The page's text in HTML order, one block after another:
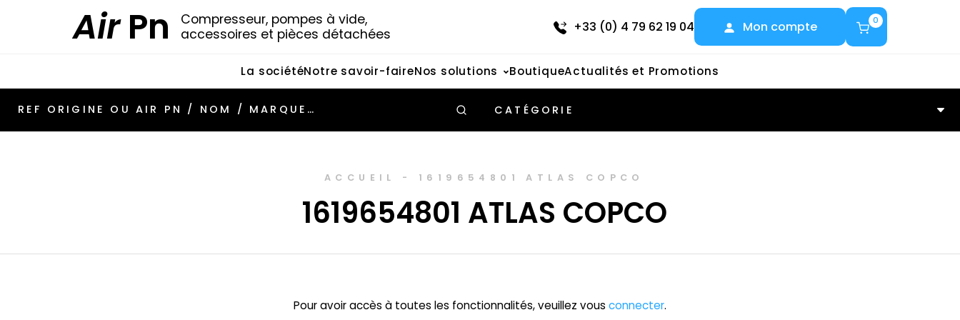
AirPn
Compresseur, pompes à vide,
accessoires et pièces détachées
+33 (0) 4 79 62 19 04 Mon compte 0
La sociétéNotre savoir-faireNos solutions BoutiqueActualités et Promotions
CATÉGORIE
ACCUEIL - 1619654801 ATLAS COPCO
1619654801 ATLAS COPCO
Pour avoir accès à toutes les fonctionnalités, veuillez vous connecter.